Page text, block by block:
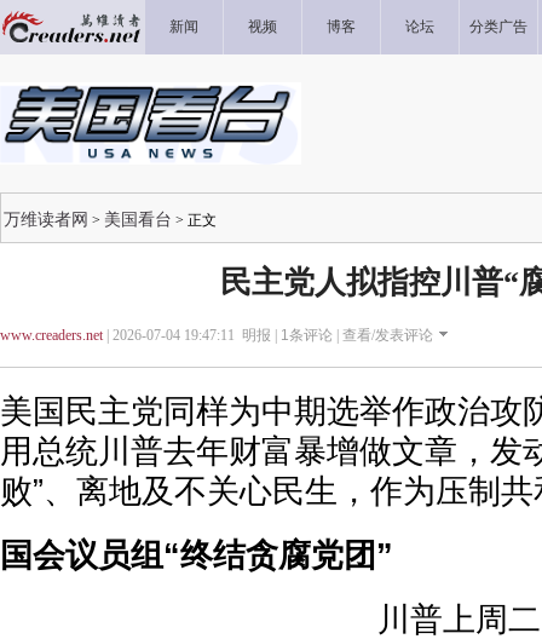
新闻 视频 博客 论坛 分类广告
万维读者网 > 美国看台 > 正文
民主党人拟指控川普“
www.creaders.net| 2026-07-04 19:47:11 明报 | 1条评论 | 查看/发表评论
美国民主党同样为中期选举作政治攻
用总统川普去年财富暴增做文章，发
败”、离地及不关心民生，作为压制
国会议员组“终结贪腐党团”
川普上周